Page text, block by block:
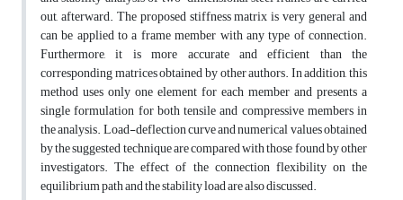
out, afterward. The proposed stiffness matrix is very general and
can be applied to a frame member with any type of connection.
Furthermore, it is more accurate and efficient than the
corresponding matrices obtained by other authors. In addition, this
method uses only one element for each member and presents a
single formulation for both tensile and compressive members in
the analysis. Load-deflection curve and numerical values obtained
by the suggested technique are compared with those found by other
investigators. The effect of the connection flexibility on the
equilibrium path and the stability load are also discussed.